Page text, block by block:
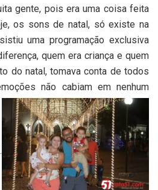
gente, pois era uma coisa feita
os sons de natal, só existe na
uma programação exclusiva
quem era criança e quem
do natal, tomava conta de todos
não cabiam em nenhum